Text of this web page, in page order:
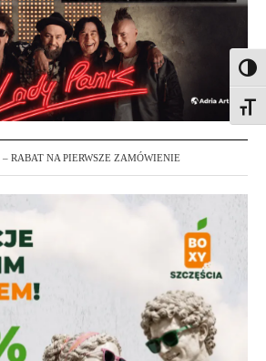
RABAT NA PIERWSZE ZAMÓWIENIE